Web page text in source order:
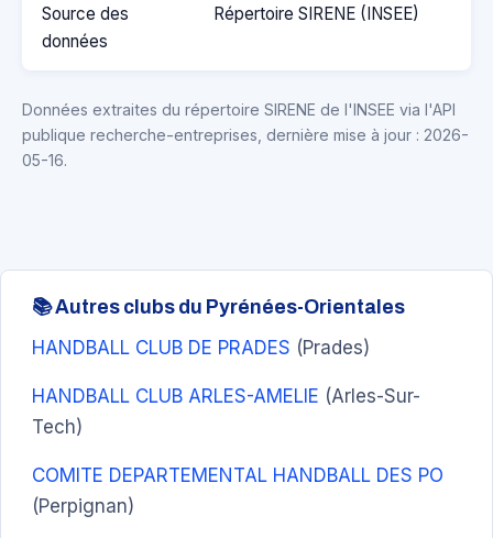
Source des
données
Répertoire SIRENE (INSEE)
Données extraites du répertoire SIRENE de l'INSEE via l'API
publique recherche-entreprises, dernière mise à jour : 2026-
05-16.
📚 Autres clubs du Pyrénées-Orientales
HANDBALL CLUB DE PRADES (Prades)
HANDBALL CLUB ARLES-AMELIE (Arles-Sur-
Tech)
COMITE DEPARTEMENTAL HANDBALL DES PO
(Perpignan)